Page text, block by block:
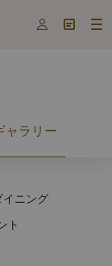
  
ャラリー
イニング
ト